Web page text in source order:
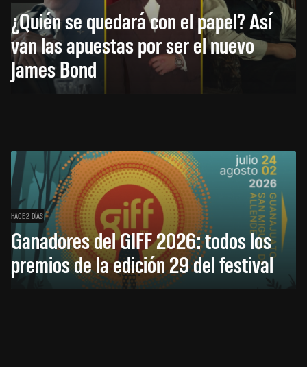
¿Quién se quedará con el papel? Así
van las apuestas por ser el nuevo
James Bond
HACE 2 DÍAS
Ganadores del GIFF 2026: todos los
premios de la edición 29 del festival